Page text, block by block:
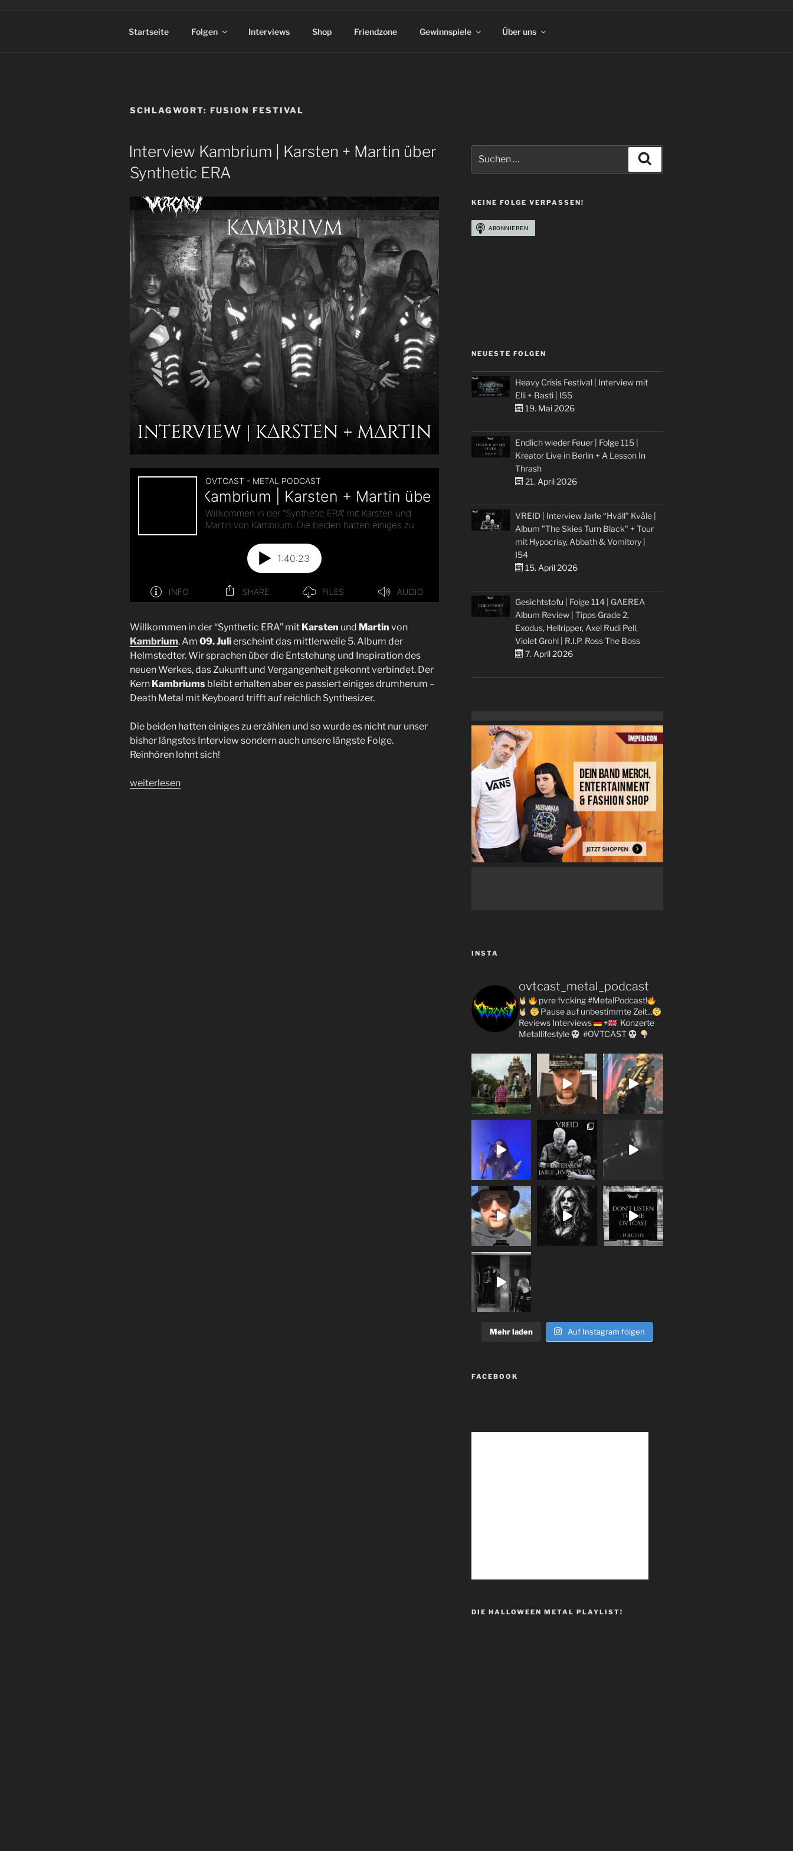
Startseite Folgen Interviews Shop Friendzone Gewinnspiele Über uns
SCHLAGWORT: FUSION FESTIVAL
Interview Kambrium | Karsten + Martin über
Synthetic ERA
Willkommen in der “Synthetic ERA” mit Karsten und Martin von
Kambrium. Am 09. Julierscheint das mittlerweile 5. Album der
Helmstedter. Wir sprachen über die Entstehung und Inspiration des
neuen Werkes, das Zukunft und Vergangenheit gekonnt verbindet. Der
Kern Kambriums bleibt erhalten aber es passiert einiges drumherum –
Death Metal mit Keyboard trifft auf reichlich Synthesizer.
Die beiden hatten einiges zu erzählen und so wurde es nicht nur unser
bisher längstes Interview sondern auch unsere längste Folge.
Reinhören lohnt sich!
„Interview
weiterlesen
nach:
KEINE FOLGE VERPASSEN!
NEUESTE FOLGEN
Heavy Crisis Festival | Interview mit
Elli + Basti | I55
19. Mai 2026
Endlich wieder Feuer | Folge 115 |
Kreator Live in Berlin + A Lesson In
Thrash
21. April 2026
VREID | Interview Jarle “Hváll” Kvåle |
Album "The Skies Turn Black" + Tour
mit Hypocrisy, Abbath & Vomitory |
I54
15. April 2026
Gesichtstofu | Folge 114 | GAEREA
Album Review | Tipps Grade 2,
Exodus, Hellripper, Axel Rudi Pell,
Violet Grohl | R.I.P. Ross The Boss
7. April 2026
INSTA
ovtcast_metal_podcast
pvre fvcking #MetalPodcast!
Pause auf unbestimmte Zeit...
Reviews Interviews +
Konzerte
Metallifestyle
#OVTCAST
Mehr laden Auf Instagram folgen
FACEBOOK
DIE HALLOWEEN METAL PLAYLIST!